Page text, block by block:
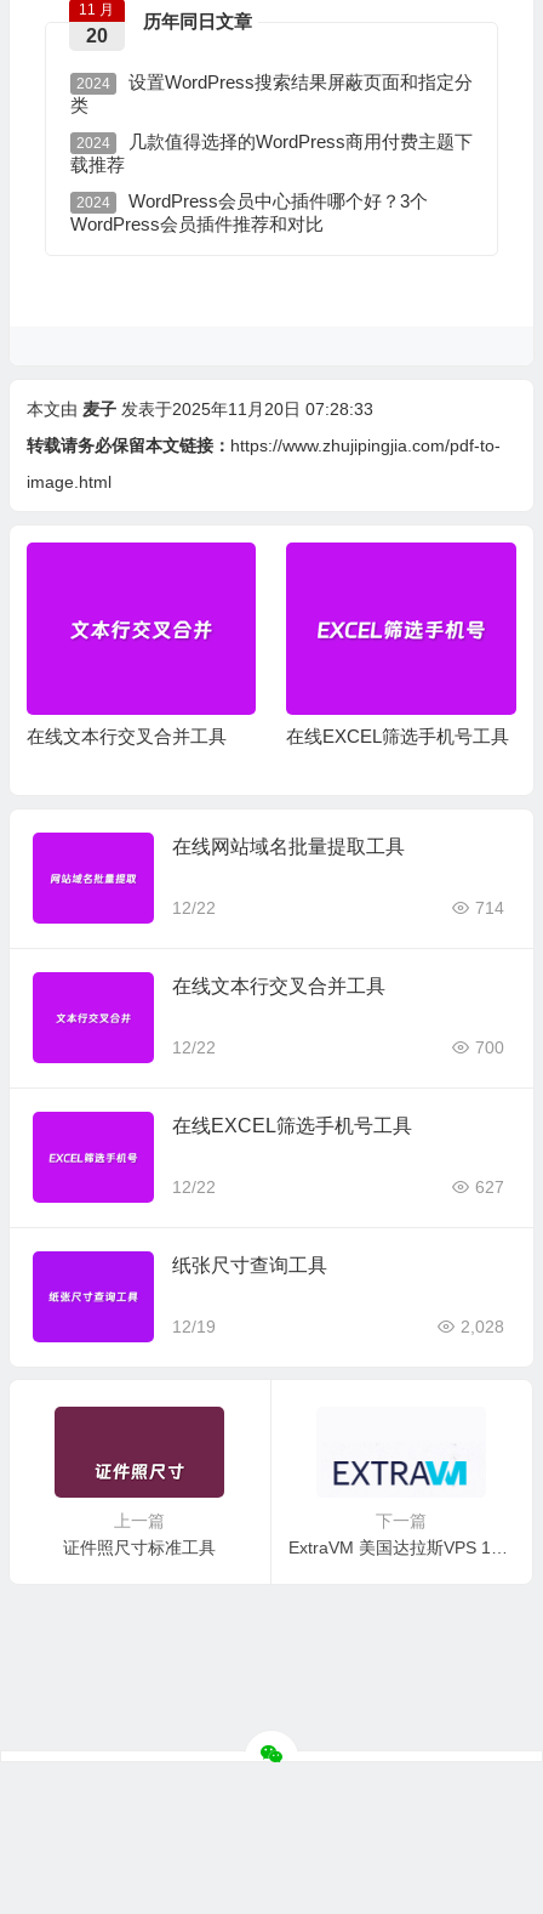
历年同日文章
11 月
20
2024
设置WordPress搜索结果屏蔽页面和指定分
类
2024
几款值得选择的WordPress商用付费主题下
载推荐
2024
WordPress会员中心插件哪个好？3个
WordPress会员插件推荐和对比
本文由 麦子 发表于2025年11月20日 07:28:33
转载请务必保留本文链接： https://www.zhujipingjia.com/pdf-to-
image.html
叉合并工具 在线EXCEL筛选手机号工具 纸张尺寸查
在线网站域名批量提取工具
12/22 714
在线文本行交叉合并工具
12/22 700
在线EXCEL筛选手机号工具
12/22 627
纸张尺寸查询工具
12/19 2,028
上一篇
证件照尺寸标准工具
下一篇
ExtraVM 美国达拉斯VPS 1G带宽不限制流量 赠送10G防御